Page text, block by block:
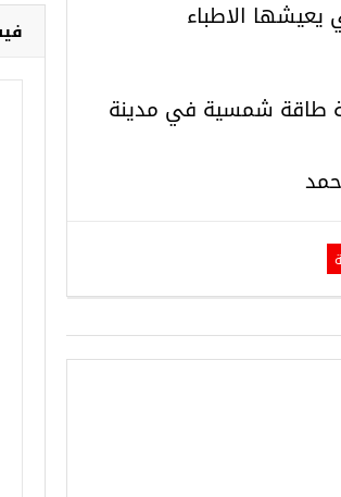
يعيشها الاطباء
طاقة شمسية في مدينة